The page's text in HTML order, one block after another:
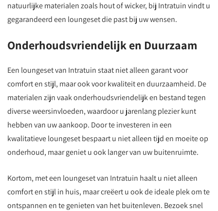
natuurlijke materialen zoals hout of wicker, bij Intratuin vindt u
gegarandeerd een loungeset die past bij uw wensen.
Onderhoudsvriendelijk en Duurzaam
Een loungeset van Intratuin staat niet alleen garant voor
comfort en stijl, maar ook voor kwaliteit en duurzaamheid. De
materialen zijn vaak onderhoudsvriendelijk en bestand tegen
diverse weersinvloeden, waardoor u jarenlang plezier kunt
hebben van uw aankoop. Door te investeren in een
kwalitatieve loungeset bespaart u niet alleen tijd en moeite op
onderhoud, maar geniet u ook langer van uw buitenruimte.
Kortom, met een loungeset van Intratuin haalt u niet alleen
comfort en stijl in huis, maar creëert u ook de ideale plek om te
ontspannen en te genieten van het buitenleven. Bezoek snel